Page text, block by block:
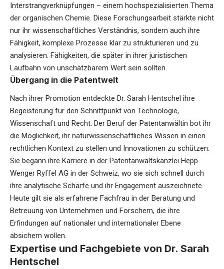
Interstrangverknüpfungen – einem hochspezialisierten Thema
der organischen Chemie. Diese Forschungsarbeit stärkte nicht
nur ihr wissenschaftliches Verständnis, sondern auch ihre
Fähigkeit, komplexe Prozesse klar zu strukturieren und zu
analysieren. Fähigkeiten, die später in ihrer juristischen
Laufbahn von unschätzbarem Wert sein sollten.
Übergang in die Patentwelt
Nach ihrer Promotion entdeckte Dr. Sarah Hentschel ihre
Begeisterung für den Schnittpunkt von Technologie,
Wissenschaft und Recht. Der Beruf der Patentanwältin bot ihr
die Möglichkeit, ihr naturwissenschaftliches Wissen in einen
rechtlichen Kontext zu stellen und Innovationen zu schützen.
Sie begann ihre Karriere in der Patentanwaltskanzlei Hepp
Wenger Ryffel AG in der Schweiz, wo sie sich schnell durch
ihre analytische Schärfe und ihr Engagement auszeichnete.
Heute gilt sie als erfahrene Fachfrau in der Beratung und
Betreuung von Unternehmen und Forschern, die ihre
Erfindungen auf nationaler und internationaler Ebene
absichern wollen.
Expertise und Fachgebiete von Dr. Sarah
Hentschel